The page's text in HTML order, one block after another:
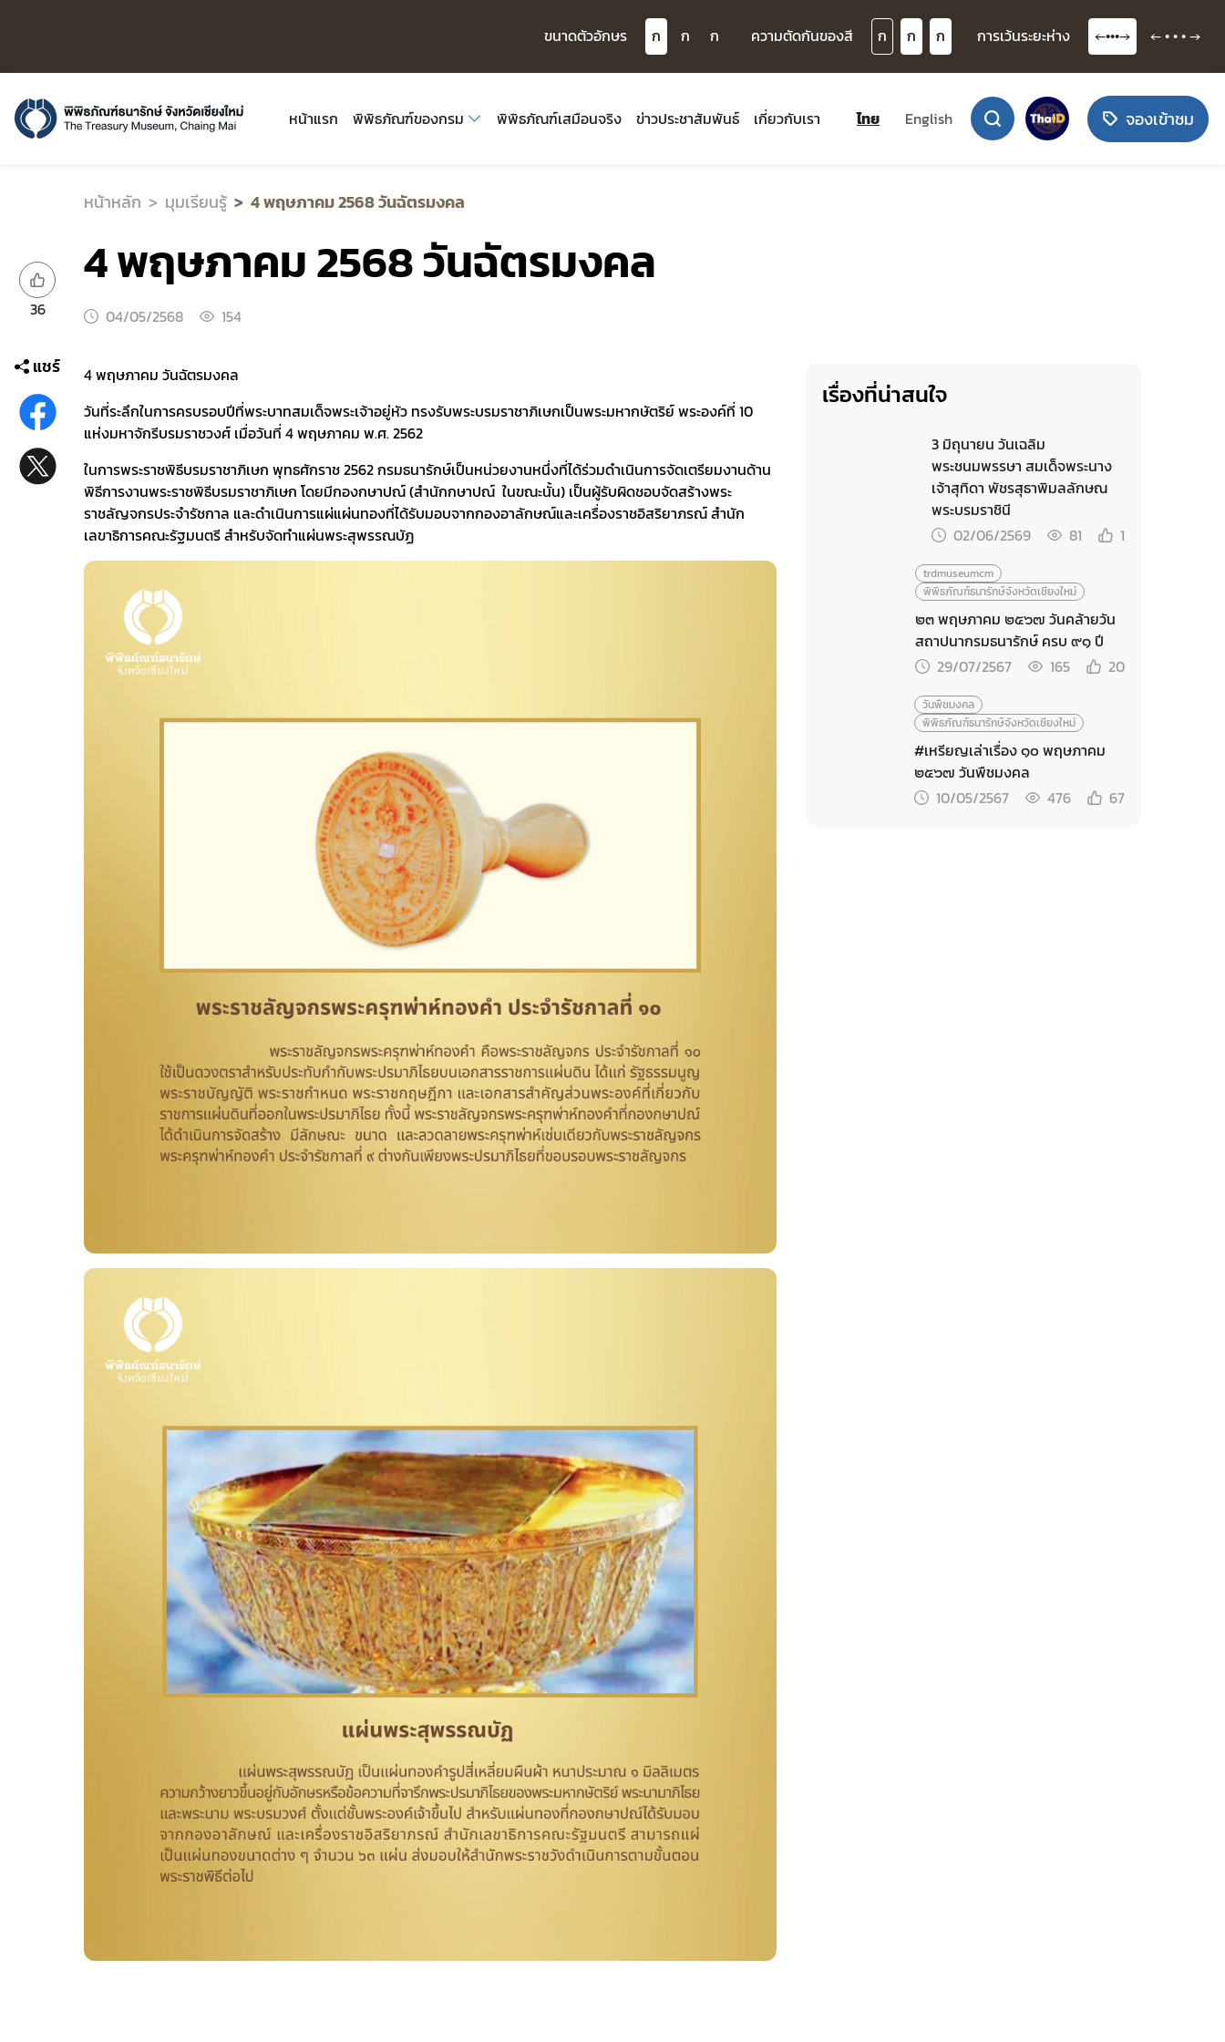
ขนาดตัวอักษร ก ก ก ความตัดกันของสี ก ก ก การเว้นระยะห่าง ←•••→ ← • • • →
หน้าแรก พิพิธภัณฑ์ของกรม พิพิธภัณฑ์เสมือนจริง ข่าวประชาสัมพันธ์ เกี่ยวกับเรา ไทย English จองเข้าชม
หน้าหลัก มุมเรียนรู้ 4 พฤษภาคม 2568 วันฉัตรมงคล
4 พฤษภาคม 2568 วันฉัตรมงคล
04/05/2568 154
36
แชร์
4 พฤษภาคม วันฉัตรมงคล
วันที่ระลึกในการครบรอบปีที่พระบาทสมเด็จพระเจ้าอยู่หัว ทรงรับพระบรมราชาภิเษกเป็นพระมหากษัตริย์ พระองค์ที่ 10
แห่งมหาจักรีบรมราชวงศ์ เมื่อวันที่ 4 พฤษภาคม พ.ศ. 2562
ในการพระราชพิธีบรมราชาภิเษก พุทธศักราช 2562 กรมธนารักษ์เป็นหน่วยงานหนึ่งที่ได้ร่วมดำเนินการจัดเตรียมงานด้าน
พิธีการงานพระราชพิธีบรมราชาภิเษก โดยมีกองกษาปณ์ (สำนักกษาปณ์ ในขณะนั้น) เป็นผู้รับผิดชอบจัดสร้างพระ
ราชลัญจกรประจำรัชกาล และดำเนินการแผ่แผ่นทองที่ได้รับมอบจากกองอาลักษณ์และเครื่องราชอิสริยาภรณ์ สำนัก
เลขาธิการคณะรัฐมนตรี สำหรับจัดทำแผ่นพระสุพรรณบัฏ
เรื่องที่น่าสนใจ
02/06/2569 81 1
3 มิถุนายน วันเฉลิม
พระชนมพรรษา สมเด็จพระนาง
เจ้าสุทิดา พัชรสุธาพิมลลักษณ
พระบรมราชินี
29/07/2567 165 20
๒๓ พฤษภาคม ๒๕๖๗ วันคล้ายวัน
สถาปนากรมธนารักษ์ ครบ ๙๑ ปี
trdmuseumcm
พิพิธภัณฑ์ธนารักษ์จังหวัดเชียงใหม่
10/05/2567 476 67
#เหรียญเล่าเรื่อง ๑๐ พฤษภาคม
๒๕๖๗ วันพืชมงคล
วันพืชมงคล
พิพิธภัณฑ์ธนารักษ์จังหวัดเชียงใหม่